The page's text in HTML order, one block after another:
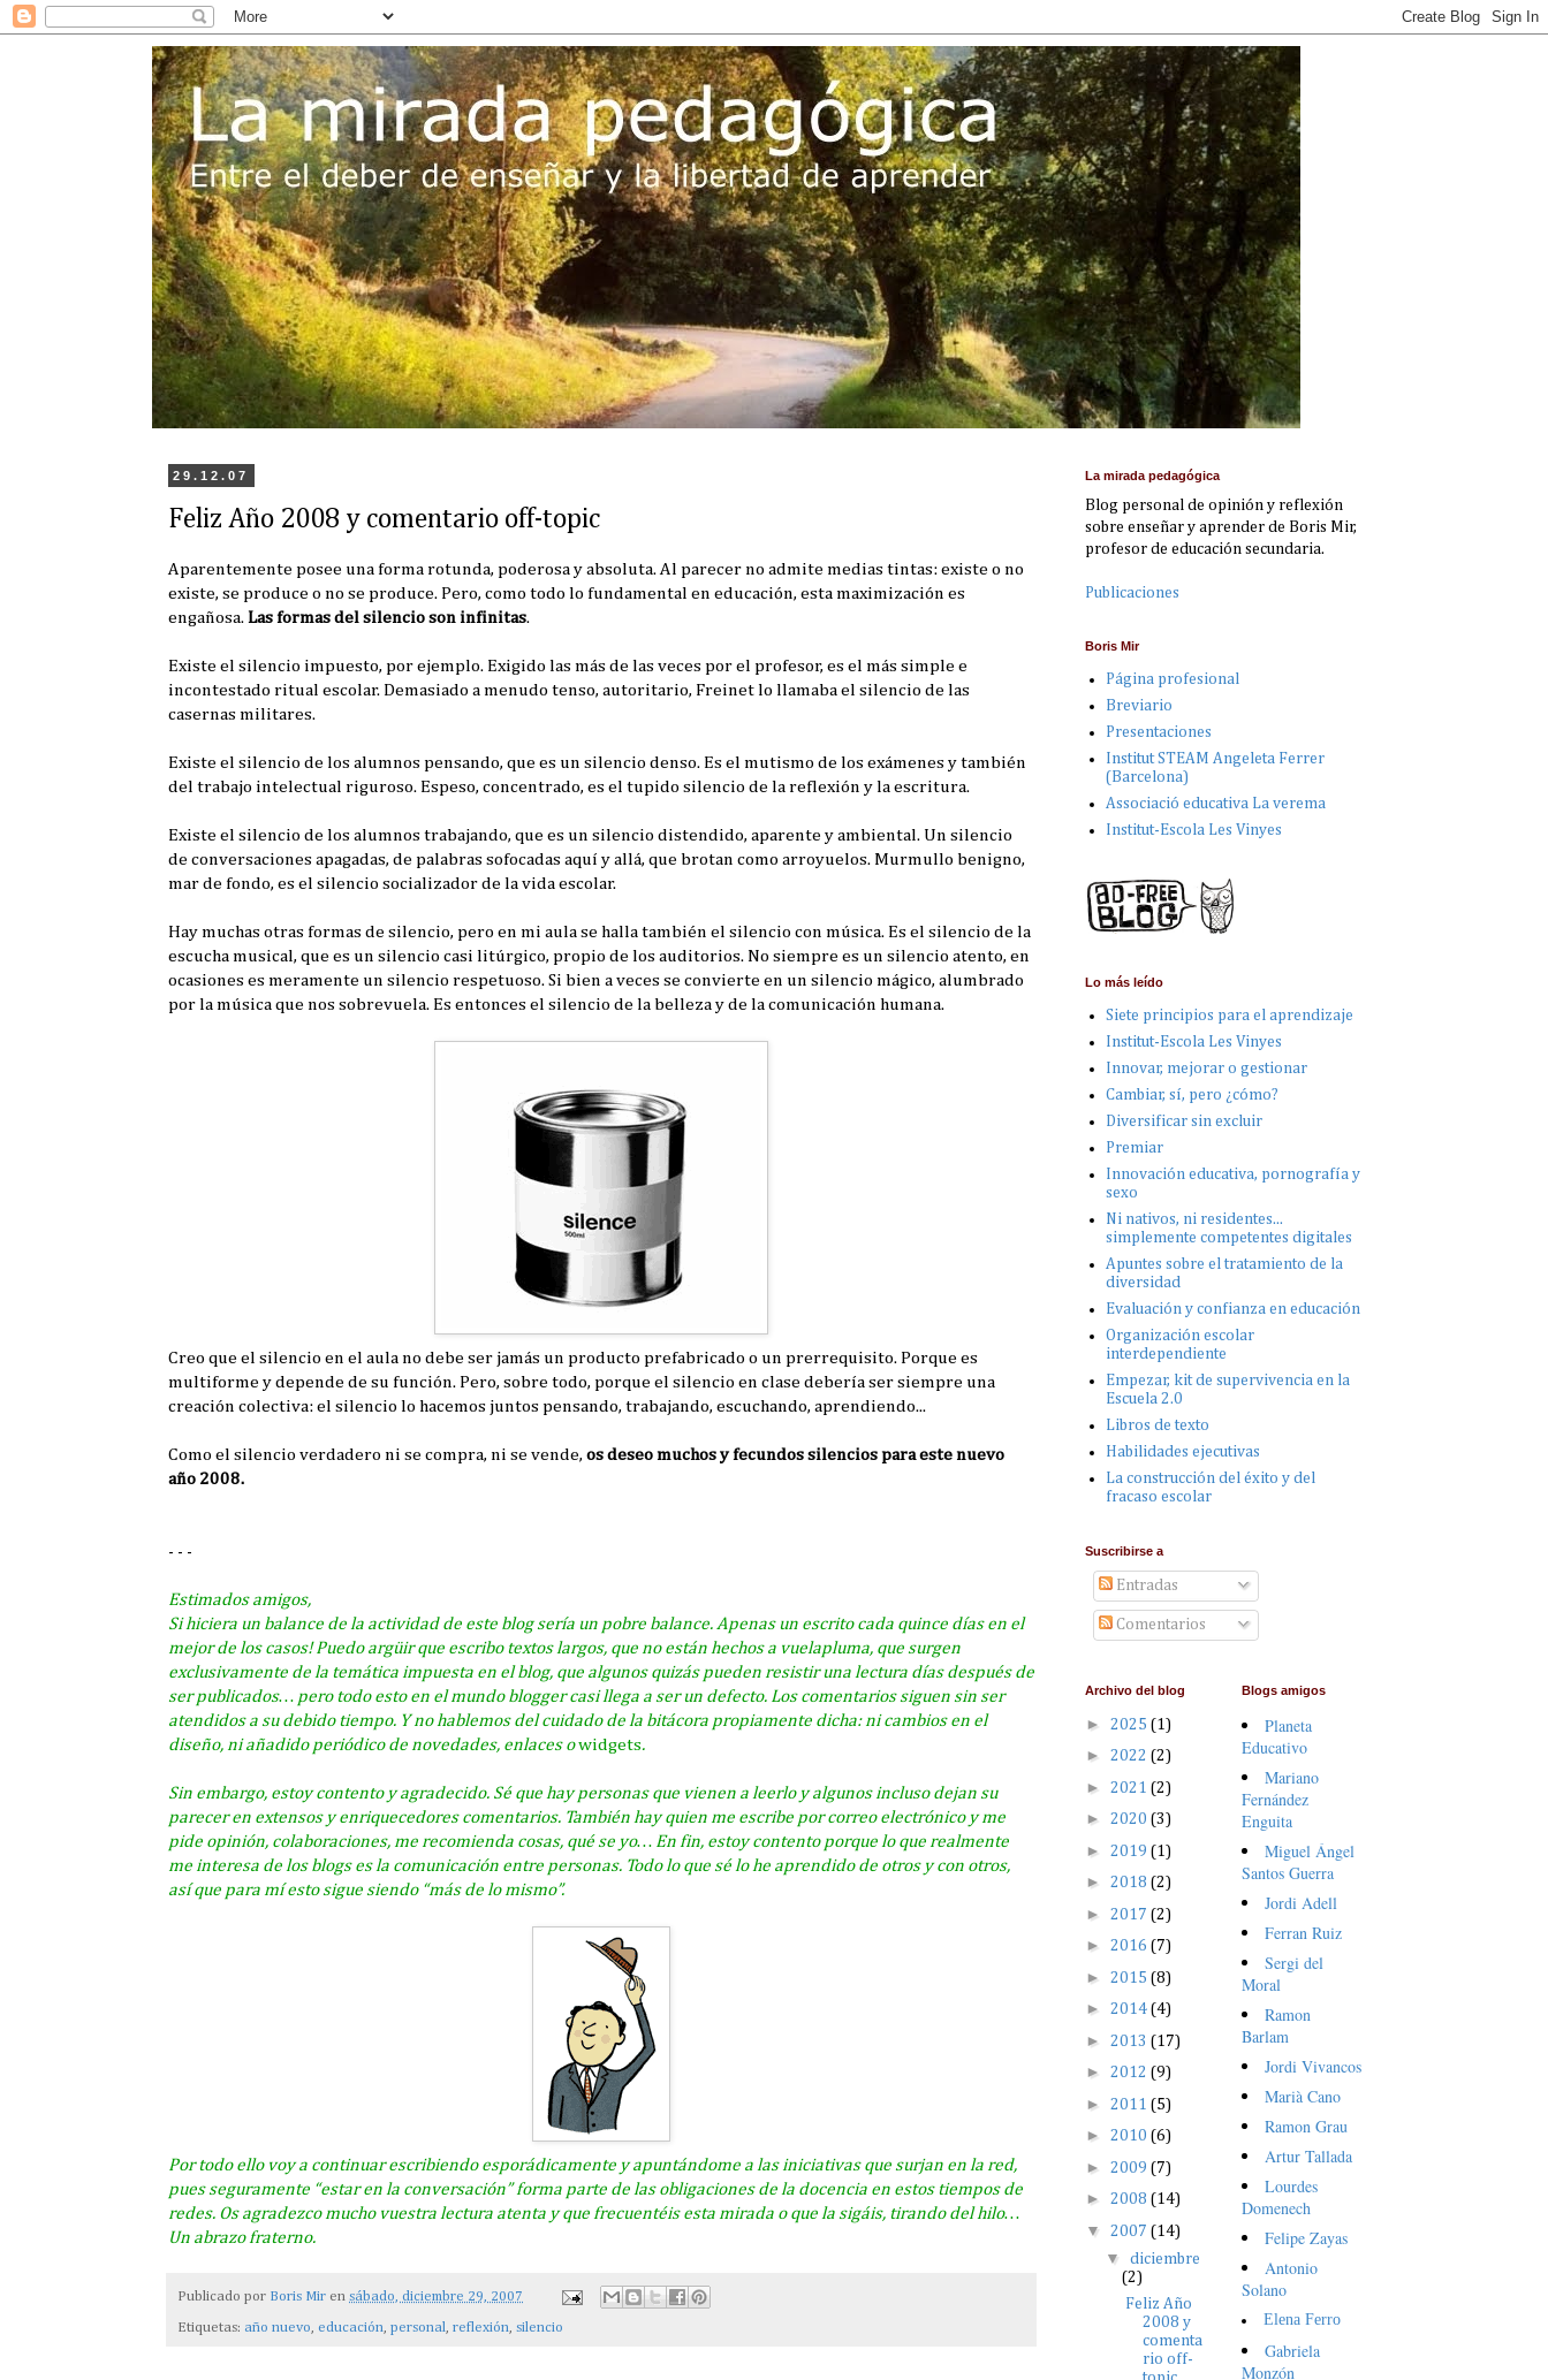
29.12.07
Feliz Año 2008 y comentario off-topic
Aparentemente posee una forma rotunda, poderosa y absoluta. Al parecer no admite medias tintas: existe o no
existe, se produce o no se produce. Pero, como todo lo fundamental en educación, esta maximización es
engañosa. Las formas del silencio son infinitas.
Existe el silencio impuesto, por ejemplo. Exigido las más de las veces por el profesor, es el más simple e
incontestado ritual escolar. Demasiado a menudo tenso, autoritario, Freinet lo llamaba el silencio de las
casernas militares.
Existe el silencio de los alumnos pensando, que es un silencio denso. Es el mutismo de los exámenes y también
del trabajo intelectual riguroso. Espeso, concentrado, es el tupido silencio de la reflexión y la escritura.
Existe el silencio de los alumnos trabajando, que es un silencio distendido, aparente y ambiental. Un silencio
de conversaciones apagadas, de palabras sofocadas aquí y allá, que brotan como arroyuelos. Murmullo benigno,
mar de fondo, es el silencio socializador de la vida escolar.
Hay muchas otras formas de silencio, pero en mi aula se halla también el silencio con música. Es el silencio de la
escucha musical, que es un silencio casi litúrgico, propio de los auditorios. No siempre es un silencio atento, en
ocasiones es meramente un silencio respetuoso. Si bien a veces se convierte en un silencio mágico, alumbrado
por la música que nos sobrevuela. Es entonces el silencio de la belleza y de la comunicación humana.
Creo que el silencio en el aula no debe ser jamás un producto prefabricado o un prerrequisito. Porque es
multiforme y depende de su función. Pero, sobre todo, porque el silencio en clase debería ser siempre una
creación colectiva: el silencio lo hacemos juntos pensando, trabajando, escuchando, aprendiendo...
Como el silencio verdadero ni se compra, ni se vende, os deseo muchos y fecundos silencios para este nuevo
año 2008.
- - -
Estimados amigos,
Si hiciera un balance de la actividad de este blog sería un pobre balance. Apenas un escrito cada quince días en el
mejor de los casos! Puedo argüir que escribo textos largos, que no están hechos a vuelapluma, que surgen
exclusivamente de la temática impuesta en el blog, que algunos quizás pueden resistir una lectura días después de
ser publicados… pero todo esto en el mundo blogger casi llega a ser un defecto. Los comentarios siguen sin ser
atendidos a su debido tiempo. Y no hablemos del cuidado de la bitácora propiamente dicha: ni cambios en el
diseño, ni añadido periódico de novedades, enlaces owidgets.
Sin embargo, estoy contento y agradecido. Sé que hay personas que vienen a leerlo y algunos incluso dejan su
parecer en extensos y enriquecedores comentarios. También hay quien me escribe por correo electrónico y me
pide opinión, colaboraciones, me recomienda cosas, qué se yo… En fin, estoy contento porque lo que realmente
me interesa de los blogs es la comunicación entre personas. Todo lo que sé lo he aprendido de otros y con otros,
así que para mí esto sigue siendo “más de lo mismo”.
Por todo ello voy a continuar escribiendo esporádicamente y apuntándome a las iniciativas que surjan en la red,
pues seguramente “estar en la conversación” forma parte de las obligaciones de la docencia en estos tiempos de
redes. Os agradezco mucho vuestra lectura atenta y que frecuentéis esta mirada o que la sigáis, tirando del hilo…
Un abrazo fraterno.
Publicado por Boris Mir en sábado, diciembre 29, 2007
Etiquetas: año nuevo, educación, personal, reflexión, silencio
La mirada pedagógica
Blog personal de opinión y reflexión
sobre enseñar y aprender de Boris Mir,
profesor de educación secundaria.
Publicaciones
Boris Mir
Página profesional
Breviario
Presentaciones
Institut STEAM Angeleta Ferrer
(Barcelona)
Associació educativa La verema
Institut-Escola Les Vinyes
Lo más leído
Siete principios para el aprendizaje
Institut-Escola Les Vinyes
Innovar, mejorar o gestionar
Cambiar, sí, pero ¿cómo?
Diversificar sin excluir
Premiar
Innovación educativa, pornografía y
sexo
Ni nativos, ni residentes...
simplemente competentes digitales
Apuntes sobre el tratamiento de la
diversidad
Evaluación y confianza en educación
Organización escolar
interdependiente
Empezar, kit de supervivencia en la
Escuela 2.0
Libros de texto
Habilidades ejecutivas
La construcción del éxito y del
fracaso escolar
Suscribirse a
Entradas
Comentarios
Archivo del blog
► 2025 (1)
► 2022 (2)
► 2021 (2)
► 2020 (3)
► 2019 (1)
► 2018 (2)
► 2017 (2)
► 2016 (7)
► 2015 (8)
► 2014 (4)
► 2013 (17)
► 2012 (9)
► 2011 (5)
► 2010 (6)
► 2009 (7)
► 2008 (14)
▼ 2007 (14)
▼ diciembre
(2)
Feliz Año
2008 y
comenta
rio off-
Blogs amigos
Planeta
Educativo
Mariano
Fernández
Enguita
Miguel Ángel
Santos Guerra
Jordi Adell
Ferran Ruiz
Sergi del
Moral
Ramon
Barlam
Jordi Vivancos
Marià Cano
Ramon Grau
Artur Tallada
Lourdes
Domenech
Felipe Zayas
Antonio
Solano
Elena Ferro
Gabriela
Monzón